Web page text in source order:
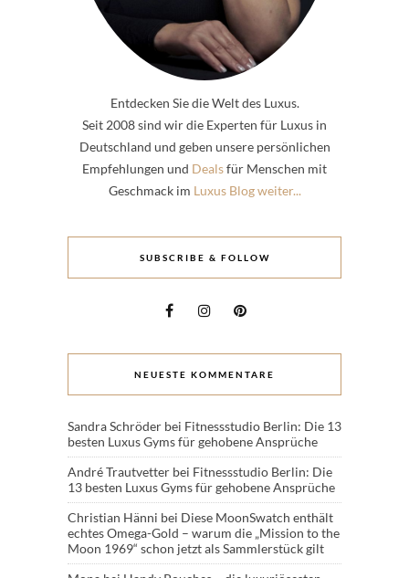
Entdecken Sie die Welt des Luxus.
Seit 2008 sind wir die Experten für Luxus in
Deutschland und geben unsere persönlichen
Empfehlungen und Dealsfür Menschen mit
Geschmack im Luxus Blog weiter...
SUBSCRIBE & FOLLOW
NEUESTE KOMMENTARE
Sandra Schröder bei Fitnessstudio Berlin: Die 13
besten Luxus Gyms für gehobene Ansprüche
André Trautvetter bei Fitnessstudio Berlin: Die
13 besten Luxus Gyms für gehobene Ansprüche
Christian Hänni bei Diese MoonSwatch enthält
echtes Omega-Gold – warum die „Mission to the
Moon 1969“ schon jetzt als Sammlerstück gilt